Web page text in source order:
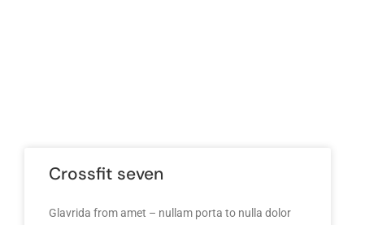
Crossfit seven
Glavrida from amet – nullam porta to nulla dolor